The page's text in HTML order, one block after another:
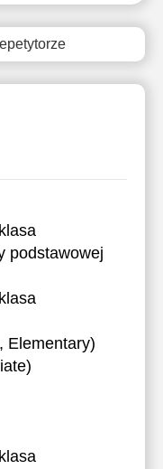
podstawowej
Elementary)
dostępnych
terminów terminów